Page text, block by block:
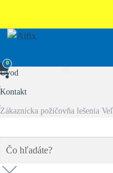
0
Úvod
Kontakt
Zákaznícka požičovňa lešenia